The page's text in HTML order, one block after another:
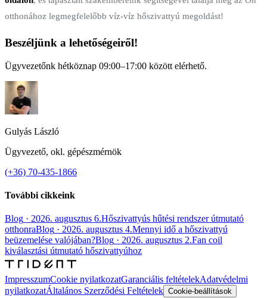
otthonához legmegfelelőbb víz-víz hőszivattyú megoldást!
Beszéljünk a lehetőségeiről!
Ügyvezetőnk hétköznap 09:00–17:00 között elérhető.
Gulyás László
Ügyvezető, okl. gépészmérnök
(+36) 70-435-1866
További cikkeink
Blog · 2026. augusztus 6.Hőszivattyús hűtési rendszer útmutató
otthonraBlog · 2026. augusztus 4.Mennyi idő a hőszivattyú
beüzemelése valójában?Blog · 2026. augusztus 2.Fan coil
kiválasztási útmutató hőszivattyúhoz
ImpresszumCookie nyilatkozatGaranciális feltételekAdatvédelmi
nyilatkozatÁltalános Szerződési Feltételek Cookie-beállítások